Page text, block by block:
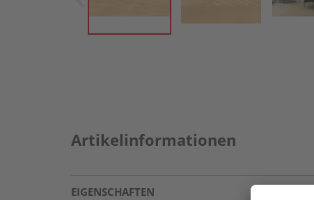
Artikelinformationen
EIGENSCHAFTEN